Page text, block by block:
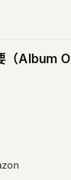
サムネイルを規
（Album